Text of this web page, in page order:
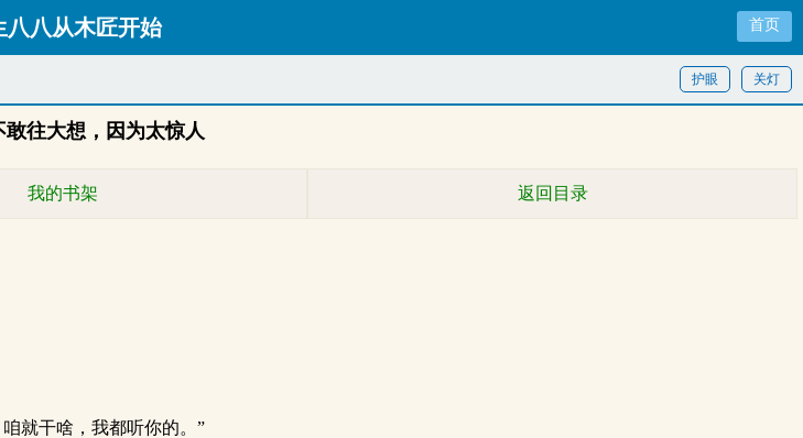
八八从木匠开始 首页
关灯
护眼
敢往大想，因为太惊人
我的书架 返回目录
就干啥，我都听你的。”